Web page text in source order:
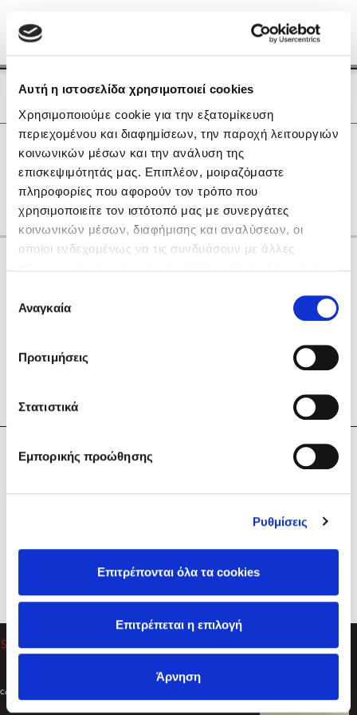
Αυτή η ιστοσελίδα χρησιμοποιεί cookies
Χρησιμοποιούμε cookie για την εξατομίκευση
περιεχομένου και διαφημίσεων, την παροχή λειτουργιών
κοινωνικών μέσων και την ανάλυση της
επισκεψιμότητάς μας. Επιπλέον, μοιραζόμαστε
πληροφορίες που αφορούν τον τρόπο που
χρησιμοποιείτε τον ιστότοπό μας με συνεργάτες
κοινωνικών μέσων, διαφήμισης και αναλύσεων, οι
οποίοι ενδεχομένως να τις συνδυάσουν με άλλες
των υπηρεσιών τους. Αν συνεχίσετε να χρησιμοποιείτε
την ιστοσελίδα μας, συναινείτε στη χρήση των cookies
συγκατάθεσης
Αναγκαία
Προτιμήσεις
Στατιστικά
Εμπορικής προώθησης
Ρυθμίσεις
Επιτρέπονται όλα τα cookies
Επιτρέπεται η επιλογή
Άρνηση
Δημοφιλή Βιβλία
Lidia Branković
Το ξενοδοχείο των συναισθημάτων
Sebastian Fitzek
Playlist
Στέφανος Ξενάκης
Φίλτρα
Οι Συγγραφείς μας
0 Αποτελέσματα
A B H K R Y Α Γ Θ Ο
Υπηρεσίες
Βοήθεια
Ακολουθήστε μας
Copyright © 2026
Created by